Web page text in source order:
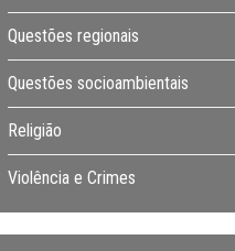
Questões regionais
Questões socioambientais
Religião
Violência e Crimes